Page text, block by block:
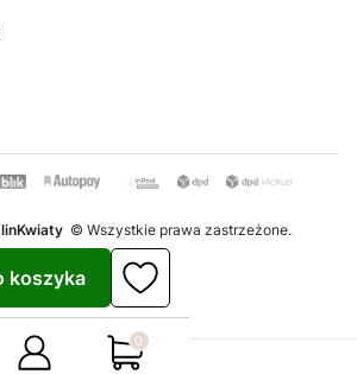
© Wszystkie prawa zastrzeżone.
Szablon Avant
Increo Studio
Sklep internetowyShoper.pl
koszyka
Produkty w koszyku: 0.